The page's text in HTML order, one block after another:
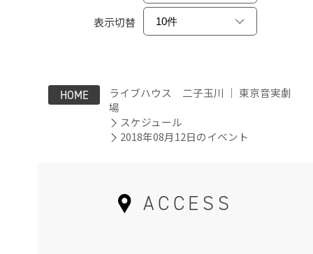
表示切替
HOME
ライブハウス 二子玉川 ｜ 東京音実劇
場
スケジュール
2018年08月12日のイベント
ACCESS